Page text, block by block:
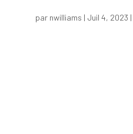
par nwilliams | Juil 4, 2023 |